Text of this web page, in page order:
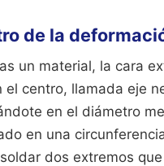
de la
un material, la cara
el centro, llamada eje
en el diámetro
en una
dos extremos